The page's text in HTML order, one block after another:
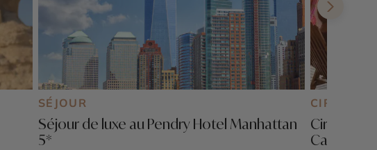
SÉJOUR
Séjour de luxe au Pendry Hotel Manhattan
5*
CIRCUIT
Circuit